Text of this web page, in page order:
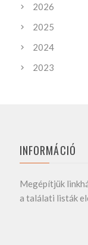
2026
2025
2024
2023
INFORMÁCIÓ
Megépítjük
a találati listák